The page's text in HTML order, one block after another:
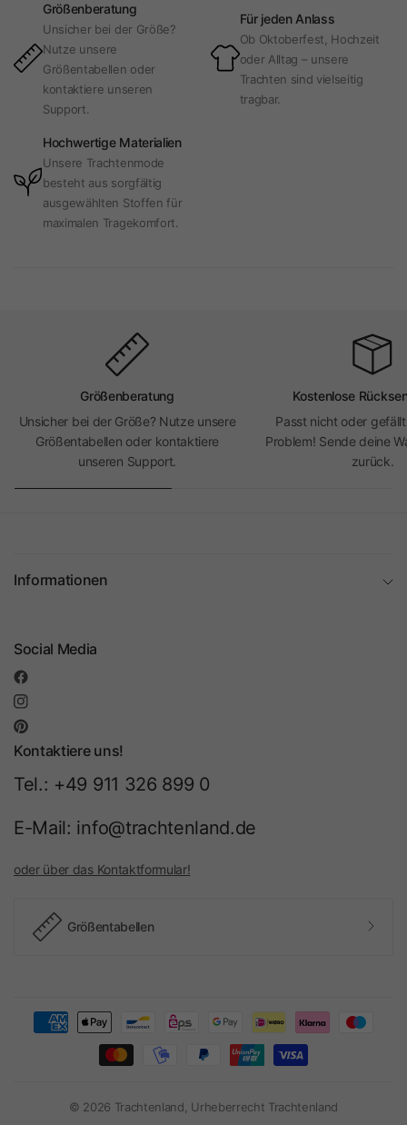
Größenberatung
Unsicher bei der Größe?
Nutze unsere
Größentabellen oder
kontaktiere unseren
Support.
Für jeden Anlass
Ob Oktoberfest, Hochzeit
oder Alltag – unsere
Trachten sind vielseitig
tragbar.
Hochwertige Materialien
Unsere Trachtenmode
besteht aus sorgfältig
ausgewählten Stoffen für
maximalen Tragekomfort.
Größenberatung
Unsicher bei der Größe? Nutze unsere
Größentabellen oder kontaktiere
unseren Support.
Kostenlose
Passt nicht oder
Problem! Sende deine
zurück.
Informationen
Social Media
Kontaktiere uns!
Tel.: +49 911 326 899 0
E-Mail: info@trachtenland.de
oder über das Kontaktformular!
Größentabellen
© 2026 Trachtenland, Urheberrecht Trachtenland